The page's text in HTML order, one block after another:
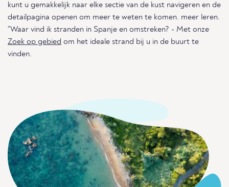
kunt u gemakkelijk naar elke sectie van de kust navigeren en de
detailpagina openen om meer te weten te komen. meer leren.
"Waar vind ik stranden in Spanje en omstreken? - Met onze
Zoek op gebied om het ideale strand bij u in de buurt te
vinden.